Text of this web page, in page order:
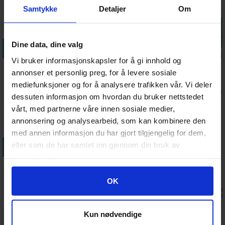
Samtykke Detaljer Om
Dine data, dine valg
Vi bruker informasjonskapsler for å gi innhold og
annonser et personlig preg, for å levere sosiale
mediefunksjoner og for å analysere trafikken vår. Vi deler
dessuten informasjon om hvordan du bruker nettstedet
vårt, med partnerne våre innen sosiale medier,
annonsering og analysearbeid, som kan kombinere den
med annen informasjon du har gjort tilgjengelig for dem,
eller som de har samlet inn gjennom din bruk av
Googles retningslinjer for personvern
OK
Kun nødvendige
Legg i handlekurven
Warhammer
The Old
World Card
Sleeves
160,- Ventes inn
07.08.2026
Legg i handlekurven
Fortified
Manor of the
Empire
930,- lager:2
Arcane Ruins
620,- lager:2
Legg i
Kingdom of
Knights of
Realm
495,- Antall på
lager:
Legg i handlekurven
Watchtower
555,- lager:1
Legg i handlekurven
Kingdom of
Pegasus
440,- lager:1
Legg i handlekurven
Grudge
119,- lager:5
Warhammer
Rulebook
555,- Ventes inn
31.08.2026